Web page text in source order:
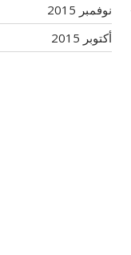
نوفمبر 2015
أكتوبر 2015